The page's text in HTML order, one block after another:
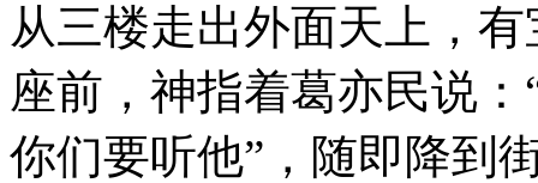
从三楼走出外面天上，
座前，神指着葛亦民说
你们要听他”，随即降到